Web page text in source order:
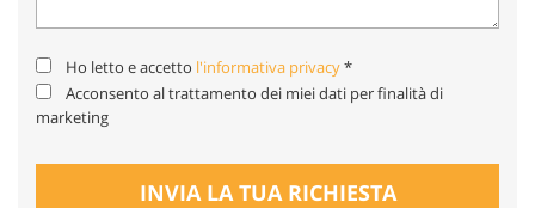
Ho letto e accetto l'informativa privacy*
Acconsento al trattamento dei miei dati per finalità di
marketing
INVIA LA TUA RICHIESTA
Leggi
la
cookie